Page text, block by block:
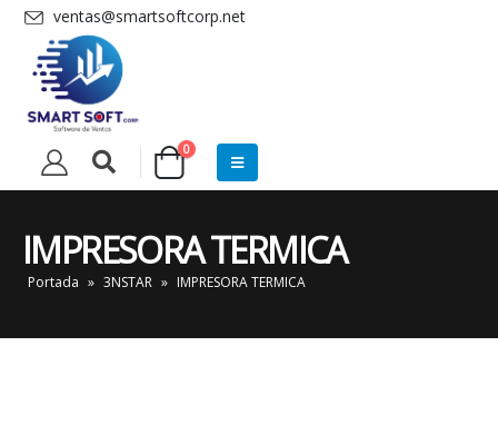
ventas@smartsoftcorp.net
0
IMPRESORA TERMICA
Portada » 3NSTAR » IMPRESORA TERMICA